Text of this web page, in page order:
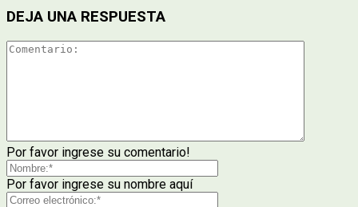
DEJA UNA RESPUESTA
Por favor ingrese su comentario!
Por favor ingrese su nombre aquí